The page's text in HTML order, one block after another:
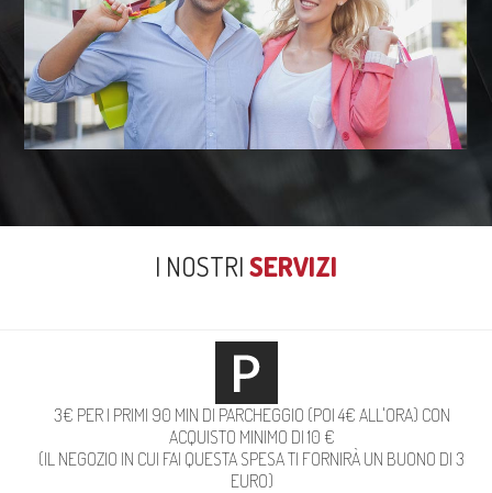
I NOSTRISERVIZI
3€ PER I PRIMI 90 MIN DI PARCHEGGIO (POI 4€ ALL'ORA) CON
ACQUISTO MINIMO DI 10 €
(IL NEGOZIO IN CUI FAI QUESTA SPESA TI FORNIRÀ UN BUONO DI 3
EURO)